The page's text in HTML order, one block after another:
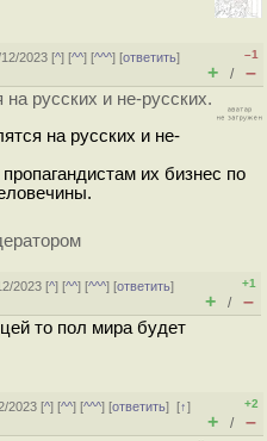
2023 [^] [^^] [^^^] [ответить]
–1
+ / –
русских и не-русских.
на русских и не-
их бизнес по
2023 [^] [^^] [^^^] [ответить]
+1
+ / –
то пол мира будет
2023 [^] [^^] [^^^] [ответить][↑]
+2
+ / –